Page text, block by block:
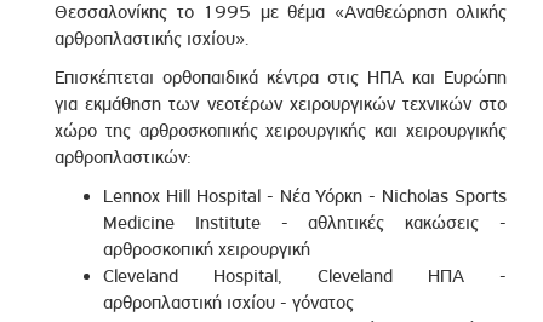
Θεσσαλονίκης το 1995 με θέμα «Αναθεώρηση ολικής
αρθροπλαστικής ισχίου».
Επισκέπτεται ορθοπαιδικά κέντρα στις ΗΠΑ και Ευρώπη
για εκμάθηση των νεοτέρων χειρουργικών τεχνικών στο
χώρο της αρθροσκοπικής χειρουργικής και χειρουργικής
αρθροπλαστικών:
Lennox Hill Hospital - Νέα Υόρκη - Nicholas Sports
Medicine Institute - αθλητικές κακώσεις -
αρθροσκοπική χειρουργική
Cleveland Hospital, Cleveland ΗΠΑ -
αρθροπλαστική ισχίου - γόνατος